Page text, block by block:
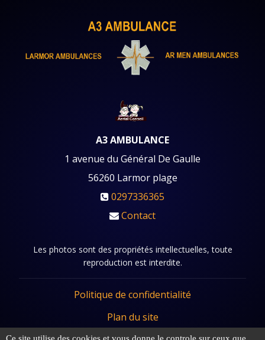
A3 AMBULANCE
1 avenue du Général De Gaulle
56260 Larmor plage
0297336365
Contact
Les photos sont des propriétés intellectuelles, toute
reproduction est interdite.
Politique de confidentialité
Plan du site